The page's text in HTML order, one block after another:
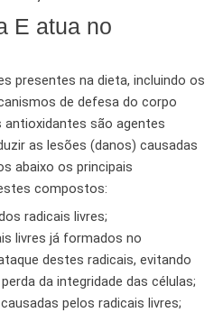
E atua no
presentes na dieta, incluindo os
de defesa do corpo
antioxidantes são agentes
as lesões (danos) causadas
abaixo os principais
compostos:
radicais livres;
livres já formados no
destes radicais, evitando
da integridade das células;
pelos radicais livres;